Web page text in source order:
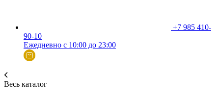
+7 985 410-
90-10
Ежедневно с 10:00 до 23:00
Весь каталог